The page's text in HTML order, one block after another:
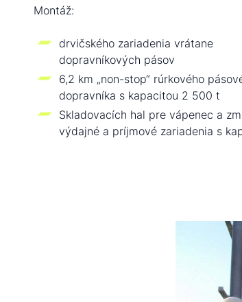
Montáž:
drvičského zariadenia vrátane
dopravníkových pásov
6,2 km „non-stop“ rúrkového
dopravníka s kapacitou 2 500 t
Skladovacích hal pre vápenec a
výdajné a príjmové zariadenia s